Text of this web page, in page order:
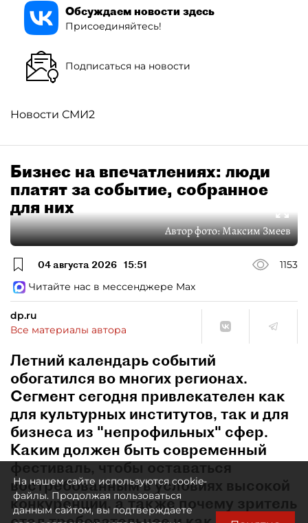
Обсуждаем новости здесь
Присоединяйтесь!
Подписаться на новости
Новости СМИ2
Бизнес на впечатлениях: люди
платят за событие, собранное
для них
Автор фото:Максим Змеев
04 августа 2026 15:51
1153
Читайте нас в мессенджере Max
dp.ru
Все материалы автора
Летний календарь событий
обогатился во многих регионах.
Сегмент сегодня привлекателен как
для культурных институтов, так и для
бизнеса из "непрофильных" сфер.
Каким должен быть современный
фестиваль, чтобы оставаться
востребованным в условиях высокой
конкуренции, а также почему зритель
На нашем сайте используются cookie-
файлы. Продолжая пользоваться
данным сайтом, вы подтверждаете